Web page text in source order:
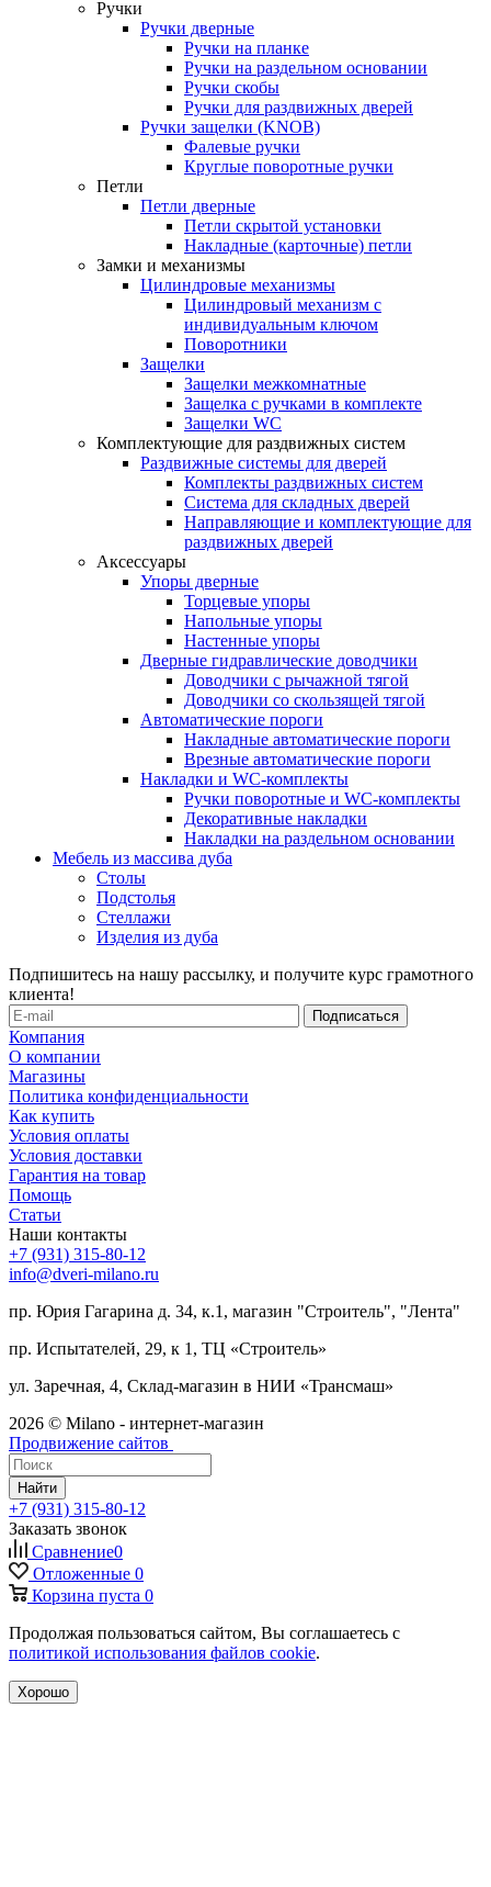
Ручки
Ручки дверные
Ручки на планке
Ручки на раздельном основании
Ручки скобы
Ручки для раздвижных дверей
Ручки защелки (KNOB)
Фалевые ручки
Круглые поворотные ручки
Петли
Петли дверные
Петли скрытой установки
Накладные (карточные) петли
Замки и механизмы
Цилиндровые механизмы
Цилиндровый механизм с
индивидуальным ключом
Поворотники
Защелки
Защелки межкомнатные
Защелка с ручками в комплекте
Защелки WC
Комплектующие для раздвижных систем
Раздвижные системы для дверей
Комплекты раздвижных систем
Система для складных дверей
Направляющие и комплектующие для
раздвижных дверей
Аксессуары
Упоры дверные
Торцевые упоры
Напольные упоры
Настенные упоры
Дверные гидравлические доводчики
Доводчики с рычажной тягой
Доводчики со скользящей тягой
Автоматические пороги
Накладные автоматические пороги
Врезные автоматические пороги
Накладки и WC-комплекты
Ручки поворотные и WC-комплекты
Декоративные накладки
Накладки на раздельном основании
Мебель из массива дуба
Столы
Подстолья
Стеллажи
Изделия из дуба
Подпишитесь на нашу рассылку, и получите курс грамотного
клиента!
Компания
О компании
Магазины
Политика конфиденциальности
Как купить
Условия оплаты
Условия доставки
Гарантия на товар
Помощь
Статьи
Наши контакты
+7 (931) 315-80-12
info@dveri-milano.ru
пр. Юрия Гагарина д. 34, к.1, магазин "Строитель", "Лента"
пр. Испытателей, 29, к 1, ТЦ «Строитель»
ул. Заречная, 4, Склад-магазин в НИИ «Трансмаш»
2026 © Milano - интернет-магазин
Продвижение сайтов
Найти
+7 (931) 315-80-12
Заказать звонок
Сравнение0
Отложенные 0
Корзина пуста 0
Продолжая пользоваться сайтом, Вы соглашаетесь с
политикой использования файлов cookie.
Хорошо